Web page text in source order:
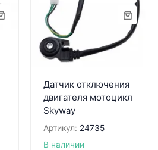
Датчик отключения
двигателя мотоцикл
Skyway
Артикул: 24735
В наличии